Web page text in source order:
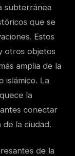
subterránea
que se
Estos
otros objetos
amplia de la
islámico. La
la
conectar
la ciudad.
de la